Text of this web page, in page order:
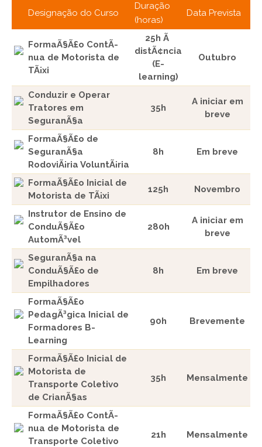
Designação do Curso
Duração
(horas)
Data Prevista
FormaÃ§Ã£o ContÃ­
nua de Motorista de
TÃ¡xi
25h Ã
distÃ¢ncia
(E-
learning)
Outubro
Conduzir e Operar
Tratores em
SeguranÃ§a
35h
A iniciar em
breve
FormaÃ§Ã£o de
SeguranÃ§a
RodoviÃ¡ria VoluntÃ¡ria
8h Em breve
FormaÃ§Ã£o Inicial de
Motorista de TÃ¡xi
125h Novembro
Instrutor de Ensino de
ConduÃ§Ã£o
AutomÃ³vel
280h
A iniciar em
breve
SeguranÃ§a na
ConduÃ§Ã£o de
Empilhadores
8h Em breve
FormaÃ§Ã£o
PedagÃ³gica Inicial de
Formadores B-
Learning
90h Brevemente
FormaÃ§Ã£o Inicial de
Motorista de
Transporte Coletivo
de CrianÃ§as
35h Mensalmente
FormaÃ§Ã£o ContÃ­
nua de Motorista de
Transporte Coletivo
21h Mensalmente